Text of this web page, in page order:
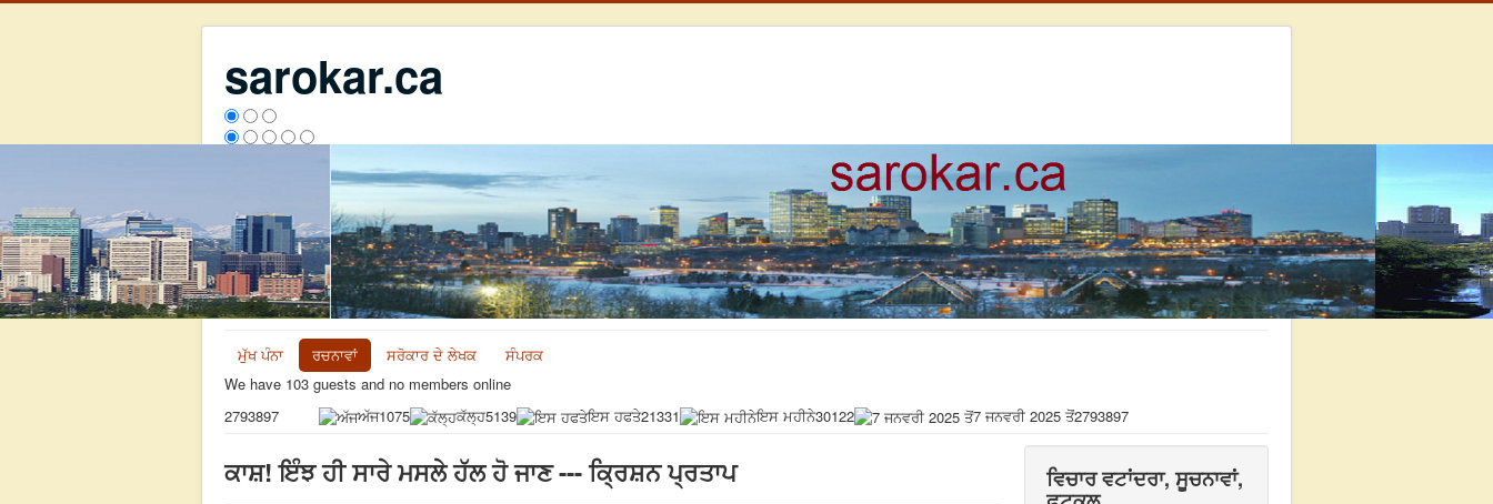
sarokar.ca
ਮੁੱਖ ਪੰਨਾ ਰਚਨਾਵਾਂ ਸਰੋਕਾਰ ਦੇ ਲੇਖਕ
ਸੰਪਰਕ
We have 103 guests and no members online
2793897
ਅੱਜ1075 ਕੱਲ੍ਹ5139 ਇਸ ਹਫਤੇ21331 ਇਸ ਮਹੀਨੇ30122 7 ਜਨਵਰੀ 2025 ਤੋਂ2793897
ਕਾਸ਼! ਇੰਝ ਹੀ ਸਾਰੇ ਮਸਲੇ ਹੱਲ ਹੋ ਜਾਣ --- ਕ੍ਰਿਸ਼ਨ ਪ੍ਰਤਾਪ ਵਿਚਾਰ ਵਟਾਂਦਰਾ, ਸੂਚਨਾਵਾਂ,